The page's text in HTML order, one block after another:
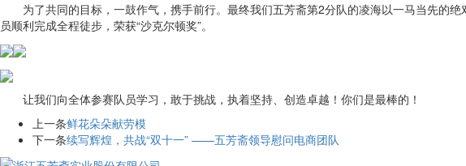
为了共同的目标，一鼓作气，携手前行。最终我们五芳斋第2分队的凌海以一马当先的
员顺利完成全程徒步，荣获“沙克尔顿奖”。
让我们向全体参赛队员学习，敢于挑战，执着坚持、创造卓越！你们是最棒的！
上一条鲜花朵朵献劳模
下一条续写辉煌，共战“双十一” ——五芳斋领导慰问电商团队